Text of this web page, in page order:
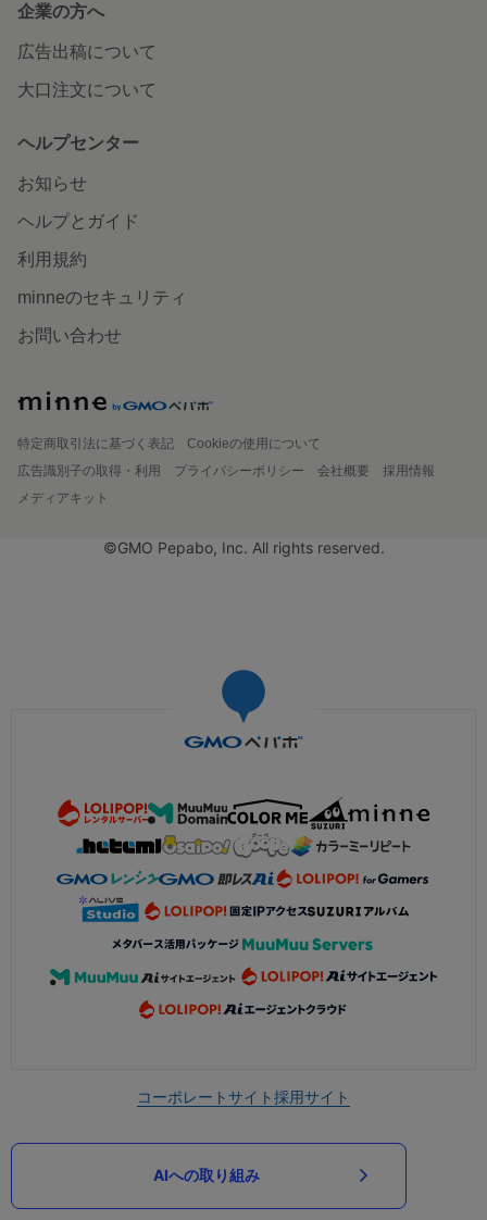
企業の方へ
広告出稿について
大口注文について
ヘルプセンター
お知らせ
ヘルプとガイド
利用規約
minneのセキュリティ
お問い合わせ
特定商取引法に基づく表記
Cookieの使用について
広告識別子の取得・利用
プライバシーポリシー 会社概要
採用情報
メディアキット
©GMO Pepabo, Inc. All rights reserved.
コーポレートサイト採用サイト
AIへの取り組み